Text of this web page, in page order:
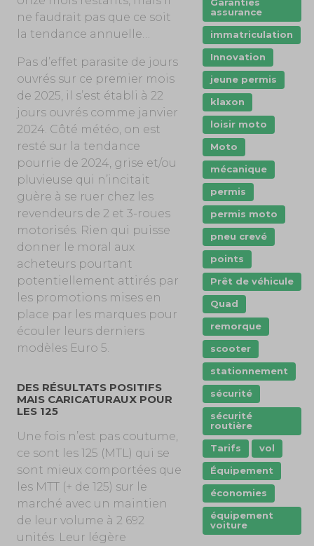
ne faudrait pas que ce soit
la tendance annuelle…
Pas d’effet parasite de jours
ouvrés sur ce premier mois
de 2025, il s’est établi à 22
jours ouvrés comme janvier
2024. Côté météo, on est
resté sur la tendance
pourrie de 2024, grise et/ou
pluvieuse qui n’incitait
guère à se ruer chez les
revendeurs de 2 et 3-roues
motorisés. Rien qui puisse
donner le moral aux
acheteurs pourtant
potentiellement attirés par
les promotions mises en
place par les marques pour
écouler leurs derniers
modèles Euro 5.
DES RÉSULTATS POSITIFS
MAIS CARICATURAUX POUR
LES 125
Une fois n’est pas coutume,
ce sont les 125 (MTL) qui se
sont mieux comportées que
les MTT (+ de 125) sur le
marché avec un maintien
de leur volume à 2 692
unités. Leur légère
assurance
immatriculation
Innovation
jeune permis
klaxon
loisir moto
Moto
mécanique
permis
permis moto
pneu crevé
points
Prêt de véhicule
Quad
remorque
scooter
stationnement
sécurité
sécurité
routière
Tarifs
vol
Équipement
économies
équipement
voiture